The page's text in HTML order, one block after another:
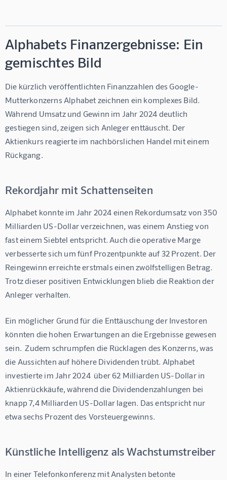
Alphabets Finanzergebnisse: Ein
gemischtes Bild
Die kürzlich veröffentlichten Finanzzahlen des Google-
Mutterkonzerns Alphabet zeichnen ein komplexes Bild.
Während Umsatz und Gewinn im Jahr 2024 deutlich
gestiegen sind, zeigen sich Anleger enttäuscht. Der
Aktienkurs reagierte im nachbörslichen Handel mit einem
Rückgang.
Rekordjahr mit Schattenseiten
Alphabet konnte im Jahr 2024 einen Rekordumsatz von 350
Milliarden US-Dollar verzeichnen, was einem Anstieg von
fast einem Siebtel entspricht. Auch die operative Marge
verbesserte sich um fünf Prozentpunkte auf 32 Prozent. Der
Reingewinn erreichte erstmals einen zwölfstelligen Betrag.
Trotz dieser positiven Entwicklungen blieb die Reaktion der
Anleger verhalten.
Ein möglicher Grund für die Enttäuschung der Investoren
könnten die hohen Erwartungen an die Ergebnisse gewesen
sein.  Zudem schrumpfen die Rücklagen des Konzerns, was
die Aussichten auf höhere Dividenden trübt. Alphabet
investierte im Jahr 2024  über 62 Milliarden US-Dollar in
Aktienrückkäufe, während die Dividendenzahlungen bei
knapp 7,4 Milliarden US-Dollar lagen. Das entspricht nur
etwa sechs Prozent des Vorsteuergewinns.
Künstliche Intelligenz als Wachstumstreiber
In einer Telefonkonferenz mit Analysten betonte